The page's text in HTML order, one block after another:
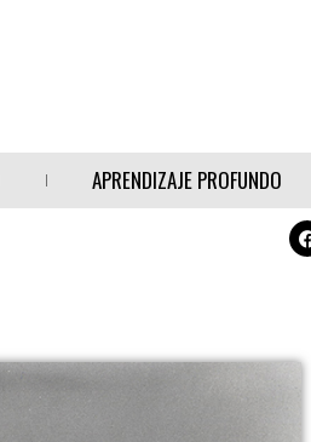
APRENDIZAJE PROFUNDO